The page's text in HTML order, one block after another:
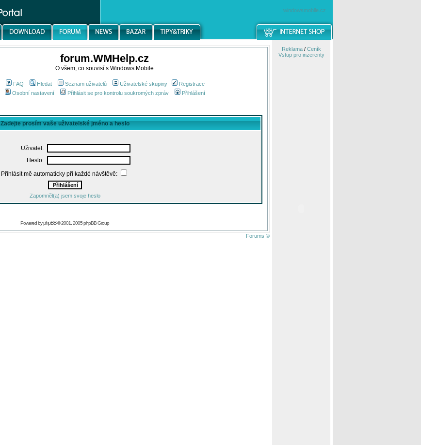
windowsmobile.cz
forum.WMHelp.cz
O všem, co souvisí s Windows Mobile
FAQ Hledat Seznam uživatelů Uživatelské skupiny
Registrace
Osobní nastavení
Přihlásit se pro kontrolu soukromých zpráv Přihlášení
Zadejte prosím vaše uživatelské jméno a heslo
Uživatel:
Heslo:
Přihlásit mě automaticky při každé návštěvě:
Zapomněl(a) jsem svoje heslo
Powered byphpBB© 2001, 2005 phpBB Group
Forums ©
Reklama/ Ceník
Vstup pro inzerenty